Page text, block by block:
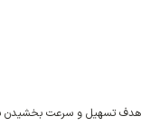
تسهیل و سرعت بخشیدن